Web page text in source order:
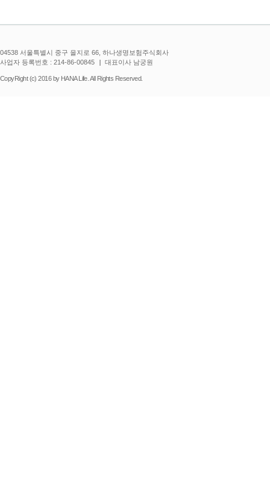
04538 서울특별시 중구 을지로 66, 하나생명보험주식회사
사업자 등록번호 : 214-86-00845
대표이사 남궁원
CopyRight (c) 2016 by HANA Life. All Rights Reserved.